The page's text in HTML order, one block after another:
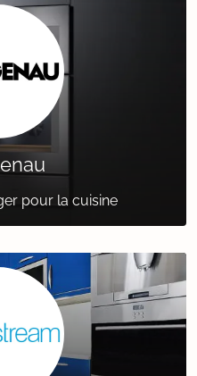
pour la cuisine